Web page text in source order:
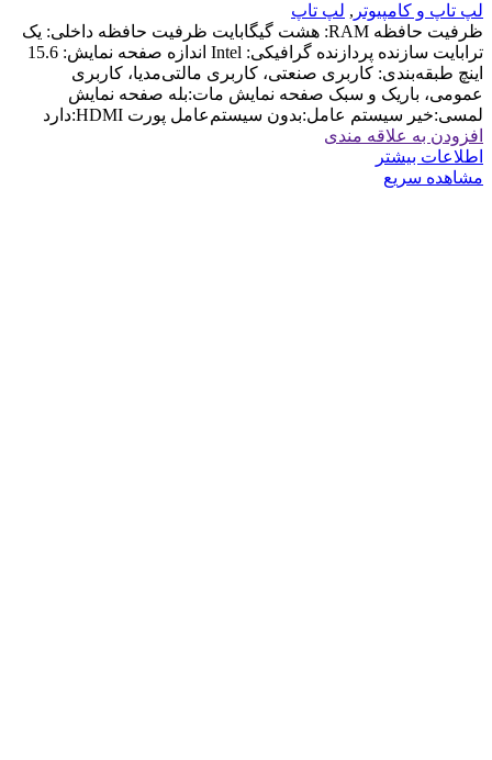
لپ تاپ و کامپیوتر , لپ تاپ
ظرفیت حافظه RAM: هشت گیگابایت ظرفیت حافظه داخلی: یک
ترابایت سازنده پردازنده گرافیکی: Intel اندازه صفحه نمایش: 15.6
اینچ طبقه‌بندی: کاربری صنعتی، کاربری مالتی‌مدیا، کاربری
عمومی، باریک و سبک صفحه نمایش مات:بله صفحه نمایش
لمسی:خیر سیستم عامل:بدون سیستم‌عامل پورت HDMI:دارد
افزودن به علاقه مندی
اطلاعات بیشتر
مشاهده سریع